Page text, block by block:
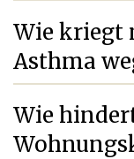
Wie kriegt
Asthma
Wie